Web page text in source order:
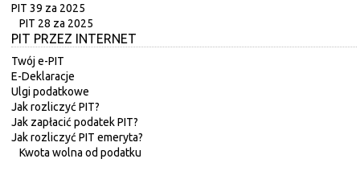
PIT 39 za 2025
PIT 28 za 2025
PIT PRZEZ INTERNET
Twój e-PIT
E-Deklaracje
Ulgi podatkowe
Jak rozliczyć PIT?
Jak zapłacić podatek PIT?
Jak rozliczyć PIT emeryta?
Kwota wolna od podatku